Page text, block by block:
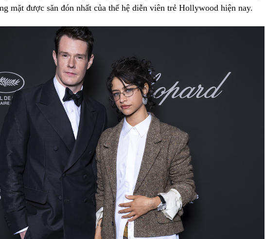
mặt được săn đón nhất của thế hệ diễn viên trẻ Hollywood hiện nay.